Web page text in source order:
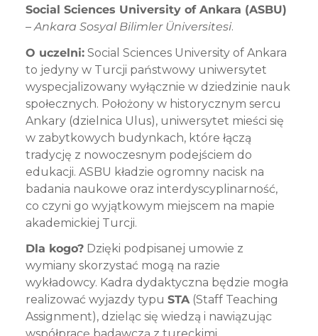
Social Sciences University of Ankara (ASBU)
–Ankara Sosyal Bilimler Üniversitesi.
O uczelni:Social Sciences University of Ankara
to jedyny w Turcji państwowy uniwersytet
wyspecjalizowany wyłącznie w dziedzinie nauk
społecznych. Położony w historycznym sercu
Ankary (dzielnica Ulus), uniwersytet mieści się
w zabytkowych budynkach, które łączą
tradycję z nowoczesnym podejściem do
edukacji. ASBU kładzie ogromny nacisk na
badania naukowe oraz interdyscyplinarność,
co czyni go wyjątkowym miejscem na mapie
akademickiej Turcji.
Dla kogo?Dzięki podpisanej umowie z
wymiany skorzystać mogą na razie
wykładowcy. Kadra dydaktyczna będzie mogła
realizować wyjazdy typu STA(Staff Teaching
Assignment), dzieląc się wiedzą i nawiązując